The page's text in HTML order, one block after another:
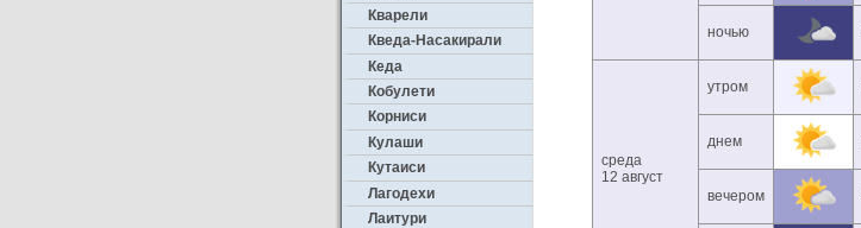
Кварели
Кведа-Насакирали
Кеда
Кобулети
Корниси
Кулаши
Кутаиси
Лагодехи
Лаитури
ночью
среда
12 август
утром
днем
вечером